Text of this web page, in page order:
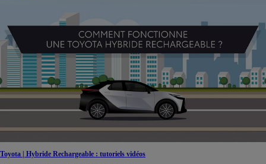
Toyota | Hybride Rechargeable : tutoriels vidéos